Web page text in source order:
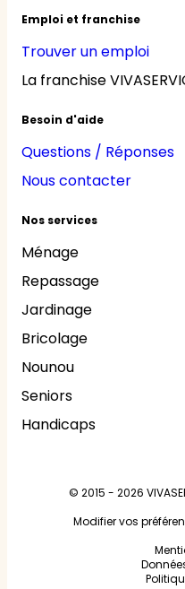
Emploi et franchise
Trouver un emploi
La franchise
Besoin d'aide
Questions / Réponses
Nous contacter
Nos services
Ménage
Repassage
Jardinage
Bricolage
Nounou
Seniors
Handicaps
© 2015 - 2026
Modifier vos